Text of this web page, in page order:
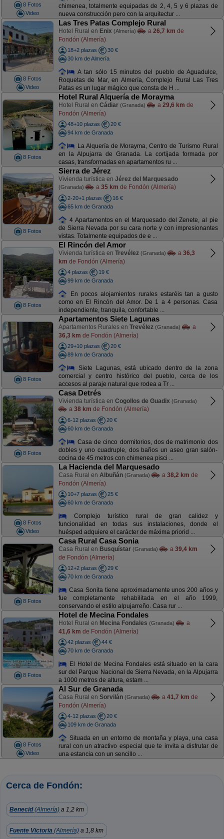
8 Fotos
Video
chimenea, totalmente equipadas de 2, 4, 5 y 6 plazas de
nueva construcción pero con la arquitectur ...
8 Fotos
Video
Las Tres Patas Complejo Rural
Hotel Rural en Enix (Almería) a 26,7 km de
Fondón (Almería)
18+2 plazas
30 €
30 km de Almería
A tan sólo 15 minutos del pueblo de Aguadulce,
Roquetas de Mar, en Almería, Complejo Rural Las Tres
Patas es un lugar mágico que consta de H ...
8 Fotos
Hotel Rural Alquería de Morayma
Hotel Rural en Cádiar (Granada) a 29,6 km de
Fondón (Almería)
48+10 plazas
20 €
94 km de Granada
La Alquería de Morayma, Centro de Turismo Rural
en la Alpujarra de Granada. La cortijada formada por
casas, transformadas en apartamentos ru ...
8 Fotos
Sierra de Jérez
Vivienda turística en Jérez del Marquesado
(Granada) a 35 km de Fondón (Almería)
2-20+1 plazas
16 €
65 km de Granada
4 Apartamentos en el Marquesado del Zenete, al pie
de Sierra Nevada por su cara norte y con impresionantes
vistas. Totalmente equipados de e ...
8 Fotos
El Rincón del Amor
Vivienda turística en Trevélez (Granada) a 36,3
km de Fondón (Almería)
4 plazas
19 €
99 km de Granada
En pocos alojamientos rurales estaréis tan a gusto
como en El Rincón del Amor. De 1 a 4 personas. Casa
independiente, tranquila, confortable ...
8 Fotos
Apartamentos Siete Lagunas
Apartamentos Rurales en Trevélez (Granada)
a
36,3 km de Fondón (Almería)
29+10 plazas
20 €
89 km de Granada
Siete Lagunas, está ubicado dentro de la zona
comercial y centro histórico del pueblo, cerca de los
accesos al paraje natural que rodea a Tr ...
8 Fotos
Casa Detrés
Vivienda turística en Cogollos de Guadix (Granada)
a 38 km de Fondón (Almería)
6-12 plazas
20 €
60 km de Granada
Casa de cinco dormitorios, dos de matrimonio dos
dobles y uno cuadruple, dos baños un aseo gran salón-
cocina de 45 metros con chimenea pisci ...
8 Fotos
Video
La Hacienda del Marquesado
Casa Rural en Albuñán (Granada) a 38,2 km de
Fondón (Almería)
10+7 plazas
25 €
60 km de Granada
Complejo turístico rural de gran calidez y
funcionalidad en todas sus instalaciones, donde el
huésped adquiere el carácter de máxima priorid ...
8 Fotos
Casa Rural Casa Sonia
Casa Rural en Busquístar (Granada) a 39,4 km
de Fondón (Almería)
12+2 plazas
29 €
70 km de Granada
Casa Sonita tiene aproximadamente unos 200 años y
fue completamente rehabilitada en el año 1999,
conservando el estilo alpujarreño. Casa rur ...
8 Fotos
Hotel de Mecina Fondales
Hotel Rural en Mecina Fondales (Granada)
a
41,6 km de Fondón (Almería)
42 plazas
44 €
70 km de Granada
El Hotel de Mecina Fondales está situado en la cara
sur del Parque Nacional de Sierra Nevada, en la Alpujarra
a 1000 metros de altura, estam ...
8 Fotos
Video
Al Sur de Granada
Casa Rural en Sorvilán (Granada) a 41,7 km de
Fondón (Almería)
4-12 plazas
20 €
109 km de Granada
Situada en un entorno de montaña y playa, una casa
rural con un atractivo especial que te invita a disfrutar de
una estancia con un sencillo ...
Cerca de Fondón:
Benecid(Almería) a 1,2 km
Fuente Victoria (Almería) a 1,8 km